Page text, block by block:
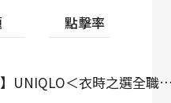
點擊率
【活動】UNIQLO＜衣時之選